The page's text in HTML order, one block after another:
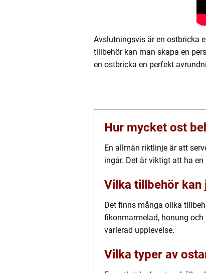
Avslutningsvis är en ostbricka
tillbehör kan man skapa en
en ostbricka en perfekt
Hur mycket ost
En allmän riktlinje är att
ingår. Det är viktigt att ha
Vilka tillbehör kan
Det finns många olika
fikonmarmelad, honung
varierad upplevelse.
Vilka typer av